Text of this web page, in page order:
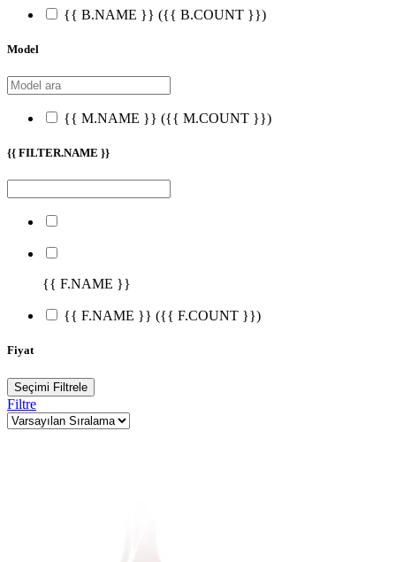
{{ B.NAME }} ({{ B.COUNT }})
Model
{{ M.NAME }} ({{ M.COUNT }})
{{ FILTER.NAME }}
{{ F.NAME }}
{{ F.NAME }} ({{ F.COUNT }})
Fiyat
Seçimi Filtrele
Filtre